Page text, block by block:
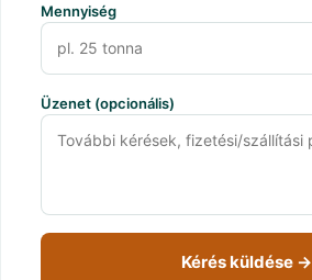
Mennyiség
Üzenet (opcionális)
Kérés küldése →